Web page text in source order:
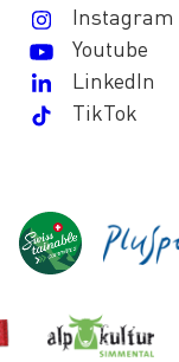
Instagram
Youtube
LinkedIn
TikTok